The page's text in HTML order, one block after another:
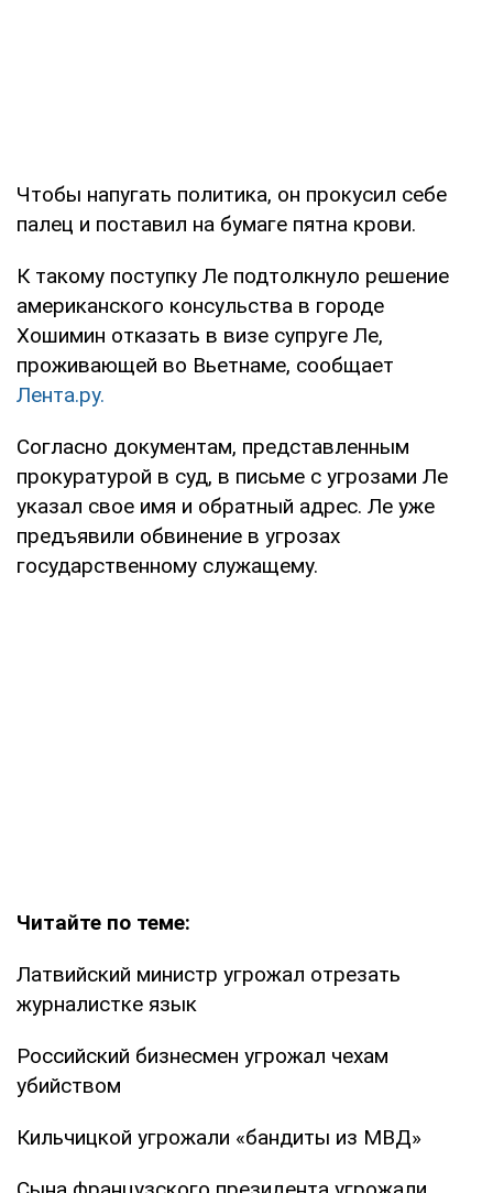
Чтобы напугать политика, он прокусил себе
палец и поставил на бумаге пятна крови.
К такому поступку Ле подтолкнуло решение
американского консульства в городе
Хошимин отказать в визе супруге Ле,
проживающей во Вьетнаме, сообщает
Лента.ру.
Согласно документам, представленным
прокуратурой в суд, в письме с угрозами Ле
указал свое имя и обратный адрес. Ле уже
предъявили обвинение в угрозах
государственному служащему.
Читайте по теме:
Латвийский министр угрожал отрезать
журналистке язык
Российский бизнесмен угрожал чехам
убийством
Кильчицкой угрожали «бандиты из МВД»